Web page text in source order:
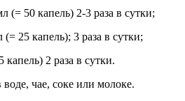
(= 50 капель) 2-3 раза в сутки;
(= 25 капель); 3 раза в сутки;
капель) 2 раза в сутки.
чае, соке или молоке.